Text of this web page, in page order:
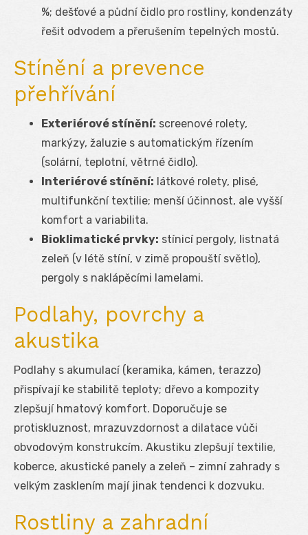
%; dešťové a půdní čidlo pro rostliny, kondenzáty
řešit odvodem a přerušením tepelných mostů.
Stínění a prevence
přehřívání
Exteriérové stínění: screenové rolety,
markýzy, žaluzie s automatickým řízením
(solární, teplotní, větrné čidlo).
Interiérové stínění: látkové rolety, plisé,
multifunkční textilie; menší účinnost, ale vyšší
komfort a variabilita.
Bioklimatické prvky: stínicí pergoly, listnatá
zeleň (v létě stíní, v zimě propouští světlo),
pergoly s naklápěcími lamelami.
Podlahy, povrchy a
akustika
Podlahy s akumulací (keramika, kámen, terazzo)
přispívají ke stabilitě teploty; dřevo a kompozity
zlepšují hmatový komfort. Doporučuje se
protiskluznost, mrazuvzdornost a dilatace vůči
obvodovým konstrukcím. Akustiku zlepšují textilie,
koberce, akustické panely a zeleň – zimní zahrady s
velkým zasklením mají jinak tendenci k dozvuku.
Rostliny a zahradní